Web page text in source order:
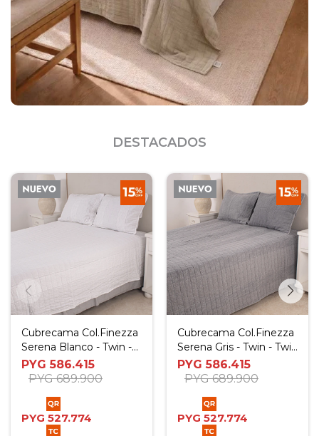
DESTACADOS
Cubrecama Col.Finezza
Serena Blanco - Twin -
Twin Plus
PYG 586.415
PYG 689.900
PYG 527.774
Cubrecama Col.Finezza
Serena Gris - Twin - Twin
Plus
PYG 586.415
PYG 689.900
PYG 527.774